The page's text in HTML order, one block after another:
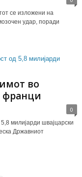
се изложени на
удар, поради
во
франци
0
милијарди швајцарски
Државниот